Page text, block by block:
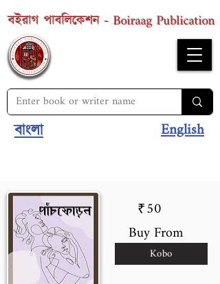
বইরাগ পাবলিকেশন - Boiraag Publication
বাংলা English
50
₹
Buy From
Kobo